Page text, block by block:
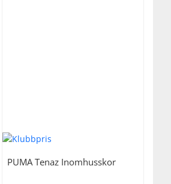
PUMA Tenaz Inomhusskor